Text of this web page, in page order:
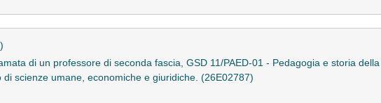
di un professore di seconda fascia, GSD 11/PAED-01 - Pedagogia e storia
scienze umane, economiche e giuridiche. (26E02787)